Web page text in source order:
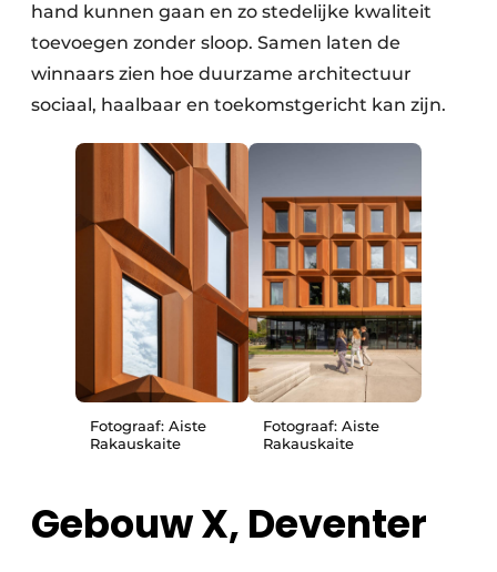
hand kunnen gaan en zo stedelijke kwaliteit
toevoegen zonder sloop. Samen laten de
winnaars zien hoe duurzame architectuur
sociaal, haalbaar en toekomstgericht kan zijn.
Fotograaf: Aiste
Rakauskaite
Fotograaf: Aiste
Rakauskaite
Gebouw X, Deventer